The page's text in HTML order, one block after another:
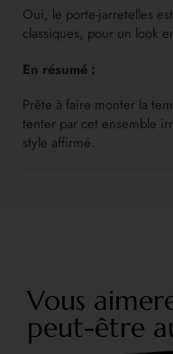
Oui, le porte-jarretelles
classiques, pour un look
En résumé :
Prête à faire monter la
tenter par cet ensemble
style affirmé.
Vous
peut-être